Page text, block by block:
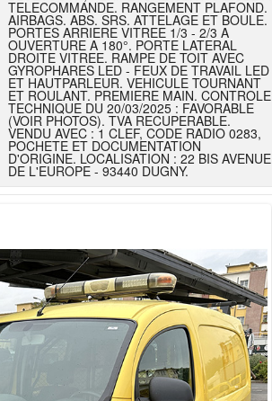
TELECOMMANDE. RANGEMENT PLAFOND.
AIRBAGS. ABS. SRS. ATTELAGE ET BOULE.
PORTES ARRIERE VITREE 1/3 - 2/3 A
OUVERTURE A 180°. PORTE LATERAL
DROITE VITREE. RAMPE DE TOIT AVEC
GYROPHARES LED - FEUX DE TRAVAIL LED
ET HAUTPARLEUR. VEHICULE TOURNANT
ET ROULANT. PREMIERE MAIN. CONTROLE
TECHNIQUE DU 20/03/2025 : FAVORABLE
(VOIR PHOTOS). TVA RECUPERABLE.
VENDU AVEC : 1 CLEF, CODE RADIO 0283,
POCHETE ET DOCUMENTATION
D'ORIGINE. LOCALISATION : 22 BIS AVENUE
DE L'EUROPE - 93440 DUGNY.